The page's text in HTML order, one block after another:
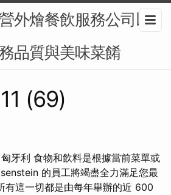
外燴餐飲服務公司以
品質與美味菜餚
(69)
牙利 食物和飲料是根據當前菜單或
的員工將竭盡全力滿足您最
有這一切都是由每年舉辦的近 600